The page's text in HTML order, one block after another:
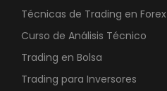
Técnicas de Trading en Forex
Curso de Análisis Técnico
Trading en Bolsa
Trading para Inversores